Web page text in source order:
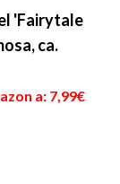
'Fairytale
ca.
a: 7,99€